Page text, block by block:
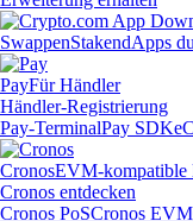
SwappenStakendApps
PayFür Händler
Händler-Registrierung
Pay-TerminalPay SDK
CronosEVM-kompatible
Cronos entdecken
Cronos PoSCronos EVM